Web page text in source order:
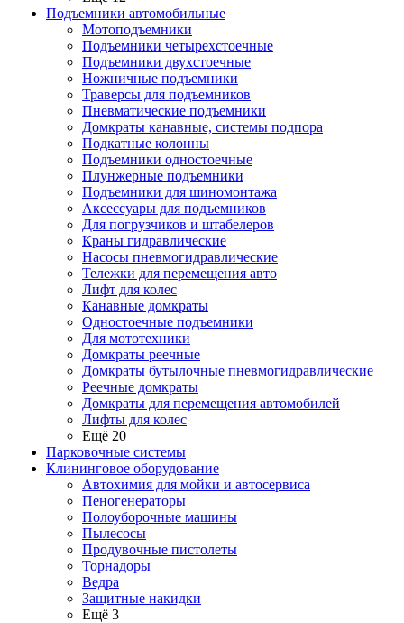
Подъемники автомобильные
Мотоподъемники
Подъемники четырехстоечные
Подъемники двухстоечные
Ножничные подъемники
Траверсы для подъемников
Пневматические подъемники
Домкраты канавные, системы подпора
Подкатные колонны
Подъемники одностоечные
Плунжерные подъемники
Подъемники для шиномонтажа
Аксессуары для подъемников
Для погрузчиков и штабелеров
Краны гидравлические
Насосы пневмогидравлические
Тележки для перемещения авто
Лифт для колес
Канавные домкраты
Одностоечные подъемники
Для мототехники
Домкраты реечные
Домкраты бутылочные пневмогидравлические
Реечные домкраты
Домкраты для перемещения автомобилей
Лифты для колес
Ещё 20
Парковочные системы
Клининговое оборудование
Автохимия для мойки и автосервиса
Пеногенераторы
Полоуборочные машины
Пылесосы
Продувочные пистолеты
Торнадоры
Ведра
Защитные накидки
Ещё 3